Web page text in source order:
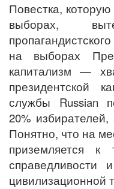
Повестка,
выборах,
на выборах
капитализм —
президентской
службы Russian
20%
Понятно, что на
приземляется к
справедливости
цивилизационной